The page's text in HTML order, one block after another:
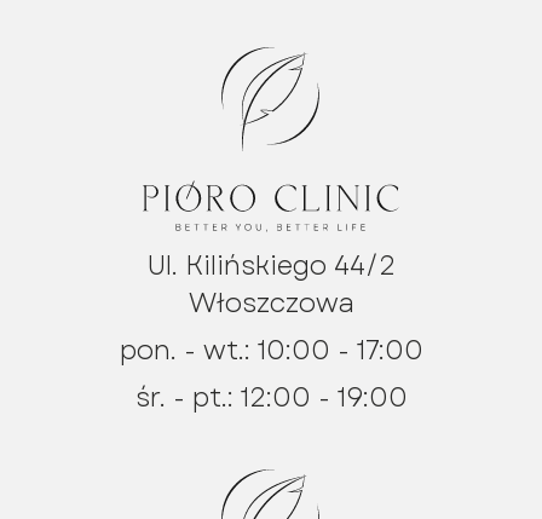
Ul. Kilińskiego 44/2
Włoszczowa
pon. - wt.: 10:00 - 17:00
śr. - pt.: 12:00 - 19:00